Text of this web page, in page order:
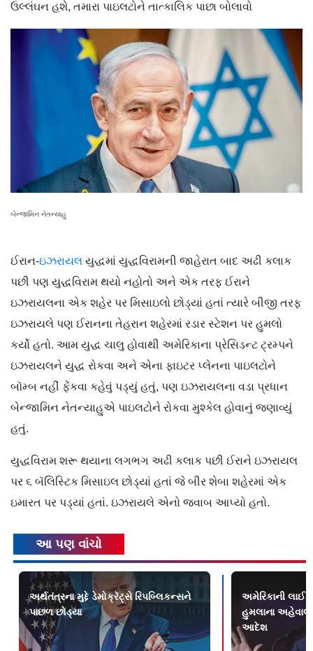
ઉલ્લંઘન હશે, તમારા પાઇલટોને તાત્કાલિક પાછા બોલાવો
બેન્જામિન નેતન્યાહુ
ઈરાન-ઇઝરાયલ યુદ્ધમાં યુદ્ધવિરામની જાહેરાત બાદ અઢી કલાક
પછી પણ યુદ્ધવિરામ થયો નહોતો અને એક તરફ ઈરાને
ઇઝરાયલના એક શહેર પર મિસાઇલો છોડ્યાં હતાં ત્યારે બીજી તરફ
ઇઝરાયલે પણ ઈરાનના તેહરાન શહેરમાં રડાર સ્ટેશન પર હુમલો
કર્યો હતો. આમ યુદ્ધ ચાલુ હોવાથી અમેરિકાના પ્રેસિડન્ટ ટ્રમ્પને
ઇઝરાયલને યુદ્ધ રોકવા અને એના ફાઇટર પ્લેનના પાઇલટોને
બૉમ્બ નહીં ફેંકવા કહેવું પડ્યું હતું, પણ ઇઝરાયલના વડા પ્રધાન
બેન્જામિન નેતન્યાહુએ પાઇલટોને રોકવા મુશ્કેલ હોવાનું જણાવ્યું
હતું.
યુદ્ધવિરામ શરૂ થયાના લગભગ અઢી કલાક પછી ઈરાને ઇઝરાયલ
પર ૬ બૅલિસ્ટિક મિસાઇલ છોડ્યાં હતાં જે બીર શેબા શહેરમાં એક
ઇમારત પર પડ્યાં હતાં. ઇઝરાયલે એનો જવાબ આપ્યો હતો.
આ પણ વાંચો
અર્થતંત્રના મુદ્દે ડેમોક્રૅટ્સે રિપબ્લિકન્સને
પાછળ છોડ્યા
અમેરિકાની
હુમલાના અહેવાલ,
આદેશ